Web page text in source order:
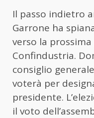
Il passo indietro
Garrone ha
verso la
Confindustria.
consiglio
voterà per
presidente.
il voto